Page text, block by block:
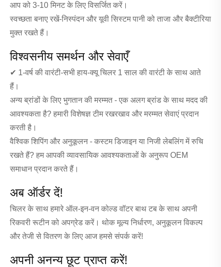
आप को 3-10 मिनट के लिए विसर्जित करें।
स्वच्छता बनाए रखें-निस्पंदन और यूवी सिस्टम पानी को ताजा और बैक्टीरिया
मुक्त रखते हैं।
विश्वसनीय समर्थन और सेवाएँ
✔ 1-वर्ष की वारंटी-सभी हाय-क्यू चिलर 1 साल की वारंटी के साथ आते
हैं।
अन्य ब्रांडों के लिए भुगतान की मरम्मत - एक अलग ब्रांड के साथ मदद की
आवश्यकता है? हमारी विशेषज्ञ टीम रखरखाव और मरम्मत सेवाएं प्रदान
करती है।
वैश्विक शिपिंग और अनुकूलन - कस्टम डिजाइन या निजी लेबलिंग में रुचि
रखते हैं? हम आपकी व्यावसायिक आवश्यकताओं के अनुरूप OEM
समाधान प्रदान करते हैं।
अब ऑर्डर दें!
चिलर के साथ हमारे ऑल-इन-वन कोल्ड वॉटर बाथ टब के साथ अपनी
रिकवरी रूटीन को अपग्रेड करें। थोक मूल्य निर्धारण, अनुकूलन विकल्प
और तेजी से वितरण के लिए आज हमसे संपर्क करें!
अपनी अनन्य छूट प्राप्त करें!